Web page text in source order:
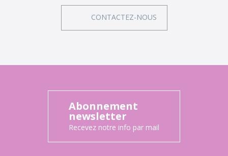
CONTACTEZ-NOUS
Abonnement
newsletter
Recevez notre info par mail